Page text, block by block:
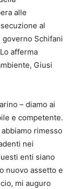
alle
al
Schifani
afferma
Giusi
– diamo ai
e competente.
rimesso
nei
enti siano
nuovo assetto e
mi auguro